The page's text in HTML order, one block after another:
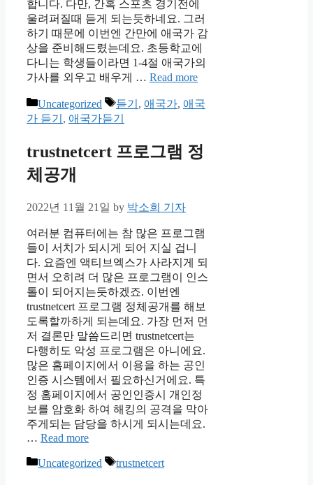
합니다. 다만, 간혹 스포츠 경기전에
울려퍼질때 듣게 되는듯하네요. 그러
하기 때문에 이번엔 간만에 애국가 감
상을 준비해드렸는데요. 초등학교에
다니는 학생들이라면 1-4절 애국가의
가사를 외우고 배우게 … Read more
Categories
Uncategorized Tags
듣기 , 애국가, 애국
가 듣기 , 애국가듣기
trustnetcert 프로그램 정
체공개
2022년 11월 21일 by 박소희 기자
여러분 컴퓨터에는 참 많은 프로그램
들이 서치가 되시게 되어 지실 겁니
다. 요즘엔 액티브엑스가 사라지게 되
면서 오히려 더 많은 프로그램이 인스
톨이 되어지는듯하겠죠. 이번엔
trustnetcert 프로그램 정체공개를 해보
도록할까하게 되는데요. 가장 먼저 먼
저 결론만 말씀드리면 trustnetcert는
다행히도 악성 프로그램은 아니에요.
많은 홈페이지에서 이용을 하는 공인
인증 시스템에서 필요하신거에요. 특
정 홈페이지에서 공인인증시 개인정
보를 암호화 하여 해킹의 공격을 막아
주게되는 담당을 하시게 되시는데요.
… Read more
Categories
Uncategorized Tags
trustnetcert